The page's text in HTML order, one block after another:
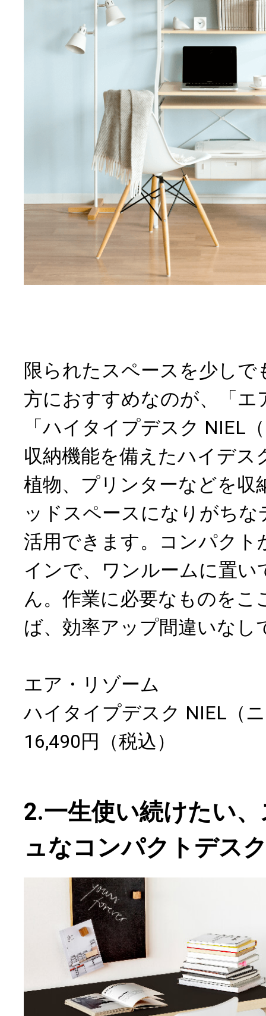
限られたスペースを少しで
方におすすめなのが、「エ
「ハイタイプデスク NIEL
収納機能を備えたハイデス
植物、プリンターなどを収
ッドスペースになりがち
活用できます。コンパクト
インで、ワンルームに置い
ん。作業に必要なものをこ
ば、効率アップ間違いなし
エア・リゾーム
ハイタイプデスク NIEL（
16,490円（税込）
2.一生使い続けたい
ュなコンパクトデス